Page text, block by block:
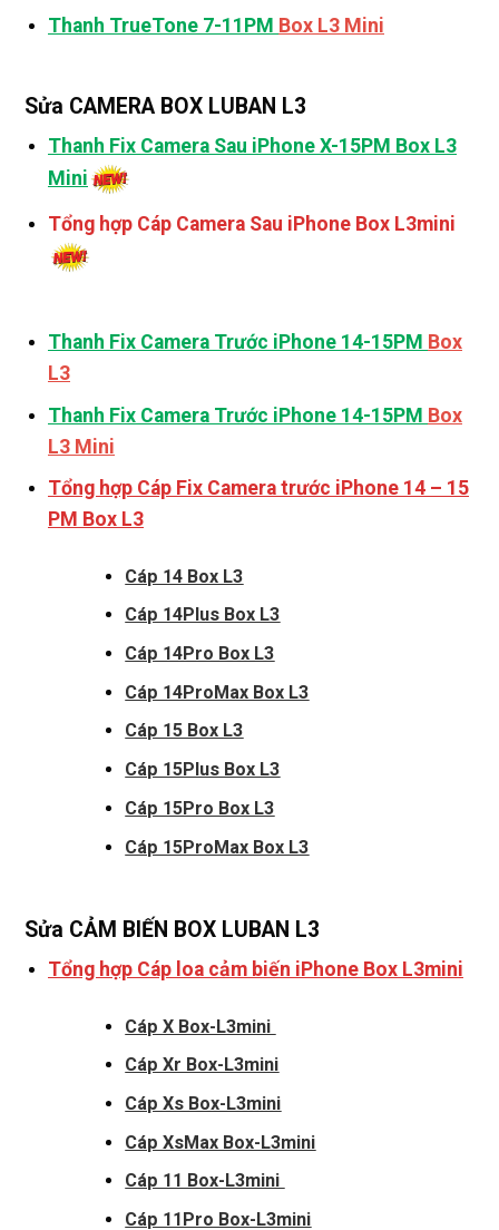
Thanh TrueTone 7-11PM Box L3 Mini
Sửa CAMERA BOX LUBAN L3
Thanh Fix Camera Sau iPhone X-15PM Box L3
Mini
Tổng hợp Cáp Camera Sau iPhone Box L3mini
Thanh Fix Camera Trước iPhone 14-15PM Box
L3
Thanh Fix Camera Trước iPhone 14-15PM Box
L3 Mini
Tổng hợp Cáp Fix Camera trước iPhone 14 – 15
PM Box L3
Cáp 14 Box L3
Cáp 14Plus Box L3
Cáp 14Pro Box L3
Cáp 14ProMax Box L3
Cáp 15 Box L3
Cáp 15Plus Box L3
Cáp 15Pro Box L3
Cáp 15ProMax Box L3
Sửa CẢM BIẾN BOX LUBAN L3
Tổng hợp Cáp loa cảm biến iPhone Box L3mini
Cáp X Box-L3mini
Cáp Xr Box-L3mini
Cáp Xs Box-L3mini
Cáp XsMax Box-L3mini
Cáp 11 Box-L3mini
Cáp 11Pro Box-L3mini